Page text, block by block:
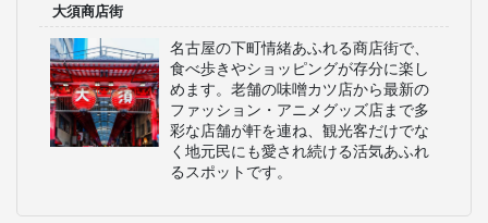
大須商店街
名古屋の下町情緒あふれる商店街で、
食べ歩きやショッピングが存分に楽し
めます。老舗の味噌カツ店から最新の
ファッション・アニメグッズ店まで多
彩な店舗が軒を連ね、観光客だけでな
く地元民にも愛され続ける活気あふれ
るスポットです。